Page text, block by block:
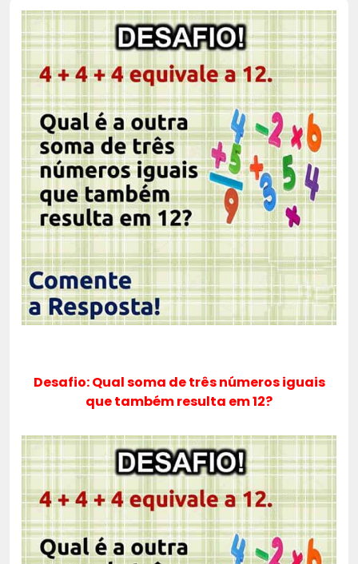
Desafio: Qual soma de três números iguais
que também resulta em 12?